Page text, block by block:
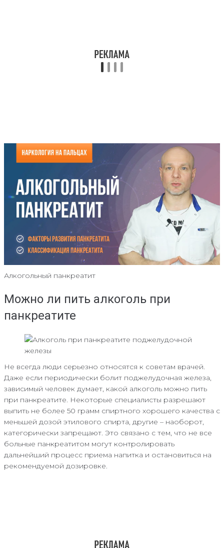
Алкогольный панкреатит
Можно ли пить алкоголь при
панкреатите
Не всегда люди серьезно относятся к советам врачей.
Даже если периодически болит поджелудочная железа,
зависимый человек думает, какой алкоголь можно пить
при панкреатите. Некоторые специалисты разрешают
выпить не более 50 грамм спиртного хорошего качества с
меньшей дозой этилового спирта, другие – наоборот,
категорически запрещают. Это связано с тем, что не все
больные панкреатитом могут контролировать
дальнейший процесс приема напитка и остановиться на
рекомендуемой дозировке.